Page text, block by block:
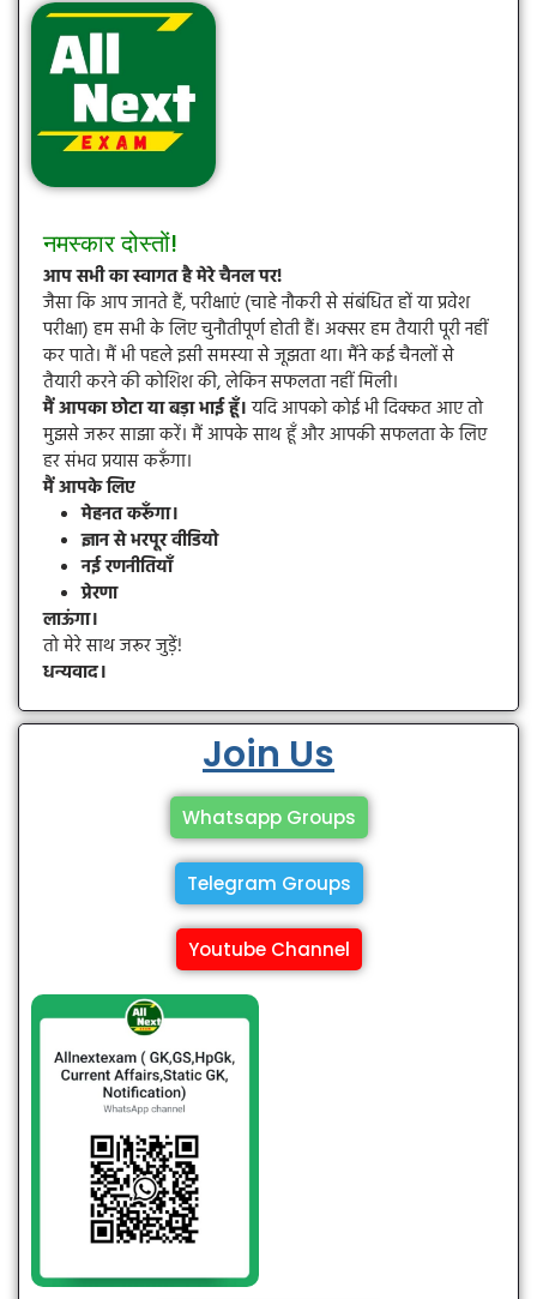
नमस्कार दोस्तों!
आप सभी का स्वागत है मेरे चैनल पर!
जैसा कि आप जानते हैं, परीक्षाएं (चाहे नौकरी से संबंधित हों या प्रवेश
परीक्षा) हम सभी के लिए चुनौतीपूर्ण होती हैं। अक्सर हम तैयारी पूरी नहीं
कर पाते। मैं भी पहले इसी समस्या से जूझता था। मैंने कई चैनलों से
तैयारी करने की कोशिश की, लेकिन सफलता नहीं मिली।
मैं आपका छोटा या बड़ा भाई हूँ।यदि आपको कोई भी दिक्कत आए तो
मुझसे जरूर साझा करें। मैं आपके साथ हूँ और आपकी सफलता के लिए
हर संभव प्रयास करूँगा।
मैं आपके लिए
मेहनत करूँगा।
ज्ञान से भरपूर वीडियो
नई रणनीतियाँ
प्रेरणा
लाऊंगा।
तो मेरे साथ जरूर जुड़ें!
धन्यवाद।
Join Us
Whatsapp Groups
Telegram Groups
Youtube Channel